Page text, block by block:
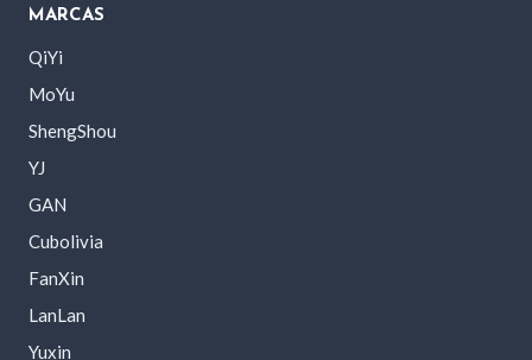
MARCAS
QiYi
MoYu
ShengShou
YJ
GAN
Cubolivia
FanXin
LanLan
Yuxin